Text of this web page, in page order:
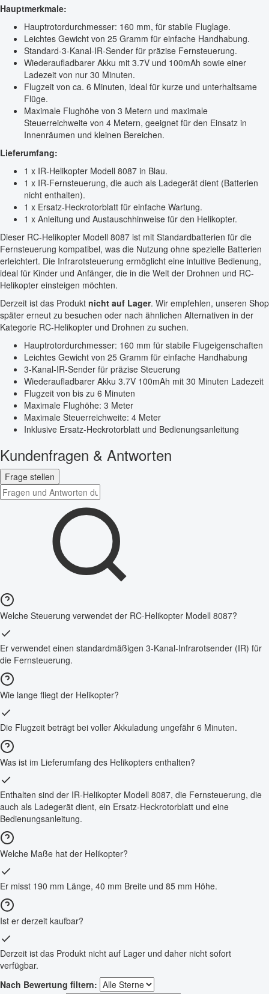
Hauptmerkmale:
Hauptrotordurchmesser: 160 mm, für stabile Fluglage.
Leichtes Gewicht von 25 Gramm für einfache Handhabung.
Standard-3-Kanal-IR-Sender für präzise Fernsteuerung.
Wiederaufladbarer Akku mit 3.7V und 100mAh sowie einer
Ladezeit von nur 30 Minuten.
Flugzeit von ca. 6 Minuten, ideal für kurze und unterhaltsame
Flüge.
Maximale Flughöhe von 3 Metern und maximale
Steuerreichweite von 4 Metern, geeignet für den Einsatz in
Innenräumen und kleinen Bereichen.
Lieferumfang:
1 x IR-Helikopter Modell 8087 in Blau.
1 x IR-Fernsteuerung, die auch als Ladegerät dient (Batterien
nicht enthalten).
1 x Ersatz-Heckrotorblatt für einfache Wartung.
1 x Anleitung und Austauschhinweise für den Helikopter.
Dieser RC-Helikopter Modell 8087 ist mit Standardbatterien für die
Fernsteuerung kompatibel, was die Nutzung ohne spezielle Batterien
erleichtert. Die Infrarotsteuerung ermöglicht eine intuitive Bedienung,
ideal für Kinder und Anfänger, die in die Welt der Drohnen und RC-
Helikopter einsteigen möchten.
Derzeit ist das Produkt nicht auf Lager. Wir empfehlen, unseren Shop
später erneut zu besuchen oder nach ähnlichen Alternativen in der
Kategorie RC-Helikopter und Drohnen zu suchen.
Hauptrotordurchmesser: 160 mm für stabile Flugeigenschaften
Leichtes Gewicht von 25 Gramm für einfache Handhabung
3-Kanal-IR-Sender für präzise Steuerung
Wiederaufladbarer Akku 3.7V 100mAh mit 30 Minuten Ladezeit
Flugzeit von bis zu 6 Minuten
Maximale Flughöhe: 3 Meter
Maximale Steuerreichweite: 4 Meter
Inklusive Ersatz-Heckrotorblatt und Bedienungsanleitung
Kundenfragen & Antworten
Frage stellen
Welche Steuerung verwendet der RC-Helikopter Modell 8087?
Er verwendet einen standardmäßigen 3-Kanal-Infrarotsender (IR) für
die Fernsteuerung.
Wie lange fliegt der Helikopter?
Die Flugzeit beträgt bei voller Akkuladung ungefähr 6 Minuten.
Was ist im Lieferumfang des Helikopters enthalten?
Enthalten sind der IR-Helikopter Modell 8087, die Fernsteuerung, die
auch als Ladegerät dient, ein Ersatz-Heckrotorblatt und eine
Bedienungsanleitung.
Welche Maße hat der Helikopter?
Er misst 190 mm Länge, 40 mm Breite und 85 mm Höhe.
Ist er derzeit kaufbar?
Derzeit ist das Produkt nicht auf Lager und daher nicht sofort
verfügbar.
Nach Bewertung filtern: